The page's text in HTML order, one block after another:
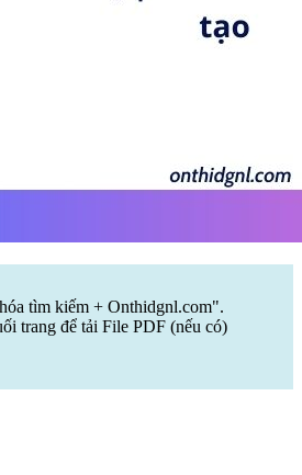
tìm kiếm + Onthidgnl.com".
trang để tải File PDF (nếu có)